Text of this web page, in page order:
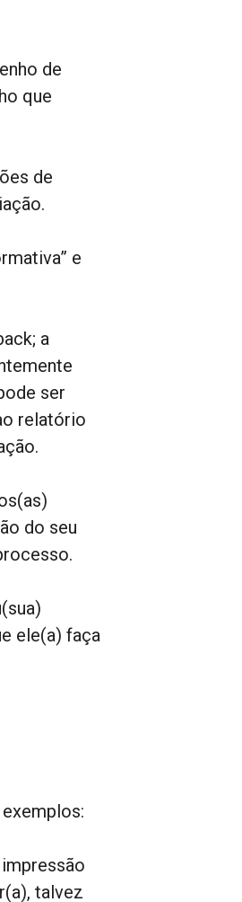
de
que
de
e
a
ser
relatório
do seu
ele(a) faça
talvez